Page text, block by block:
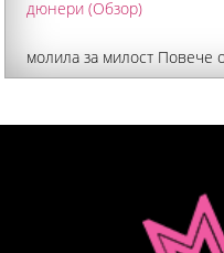
молила за милост Повече
побой, придружен с
наранявания в Пловдив